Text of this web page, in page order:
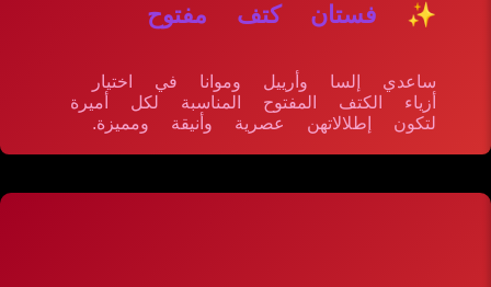
✨ فستان كتف مفتوح
ساعدي إلسا وأرييل وموانا في اختيار
أزياء الكتف المفتوح المناسبة لكل أميرة
لتكون إطلالاتهن عصرية وأنيقة ومميزة.